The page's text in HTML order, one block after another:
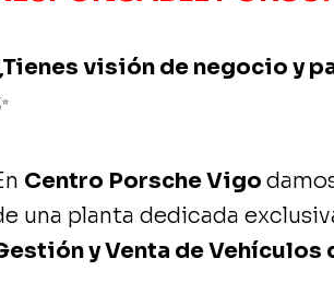
visión de negocio y
Centro Porsche Vigo
una planta dedicada
y Venta de Vehículos